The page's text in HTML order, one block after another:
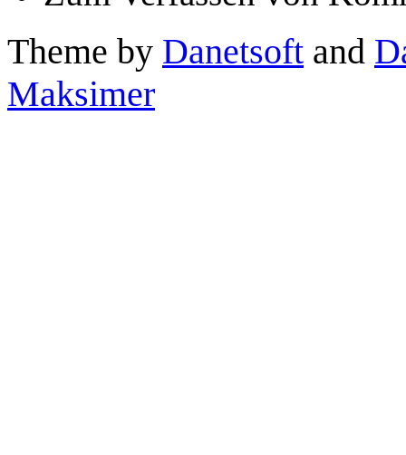
Theme by Danetsoft and
Maksimer